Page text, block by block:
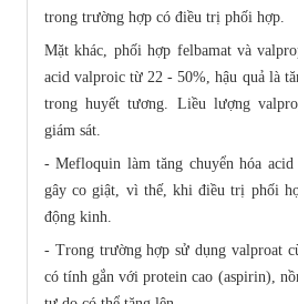
trong trường hợp có điều trị phối hợp.
Mặt khác, phối hợp felbamat và
acid valproic từ 22 - 50%, hậu quả là
trong huyết tương. Liều lượng
giám sát.
- Mefloquin làm tăng chuyển hóa
gây co giật, vì thế, khi điều trị phối
động kinh.
- Trong trường hợp sử dụng valproat
có tính gắn với protein cao (aspirin),